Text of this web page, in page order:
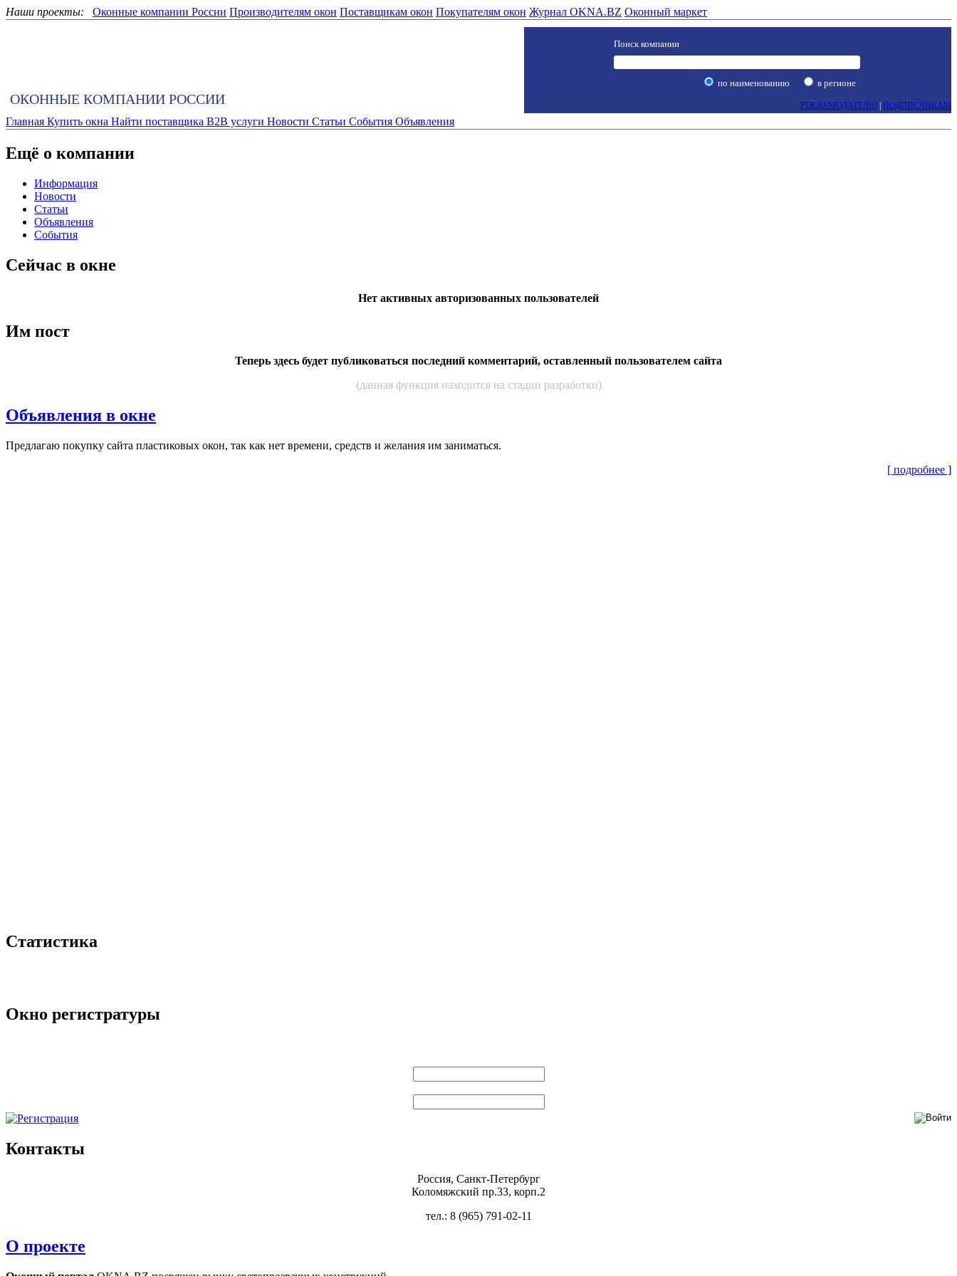
Наши проекты: Оконные компании России Производителям окон Поставщикам окон Покупателям окон Журнал OKNA.BZ Оконный маркет
ОКОННЫЕ КОМПАНИИ РОССИИ
Поиск компании
по наименованию в регионе
РЕКЛАМОДАТЕЛЮ ПОДПИСЧИКАМ
Главная Купить окна Найти поставщика B2B услуги Новости Статьи События Объявления
Ещё о компании
Информация
Новости
Статьи
Объявления
События
Сейчас в окне
Нет активных авторизованных пользователей
Им пост
Теперь здесь будет публиковаться последний комментарий, оставленный пользователем сайта
(данная функция находится на стадии разработки)
Объявления в окне
Пред­ла­гаю по­куп­ку сай­та плас­ти­ковых окон, так как нет вре­мени, средств и же­лания им за­нимать­ся.
[ подробнее ]
Статистика
Окно регистратуры
Контакты
Россия, Санкт-Петербург
Коломяжский пр.33, корп.2
тел.: 8 (965) 791-02-11
О проекте